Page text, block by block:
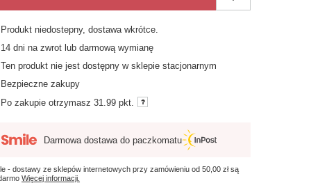
Produkt niedostepny, dostawa wkrótce
14 dni na zwrot lub darmową wymianę
Ten produkt nie jest dostępny w sklepie stacjonarnym
Bezpieczne zakupy
Po zakupie otrzymasz31.99 pkt.
Darmowa dostawa do paczkomatu
- dostawy ze sklepów internetowych przy zamówieniu od50,00 złsą
Więcej informacji.